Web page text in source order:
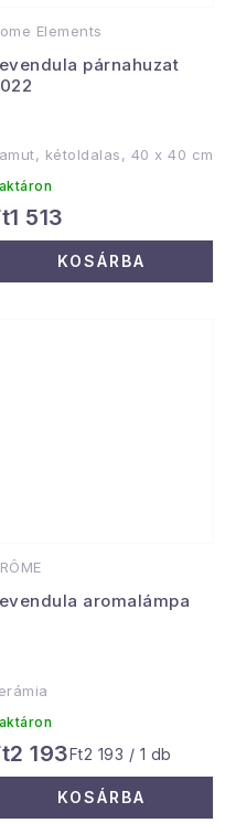
Elements
párnahuzat
kétoldalas, 40 x 40 cm
513
KOSÁRBA
aromalámpa
193Egységár:
Ft2 193 / 1 db
KOSÁRBA